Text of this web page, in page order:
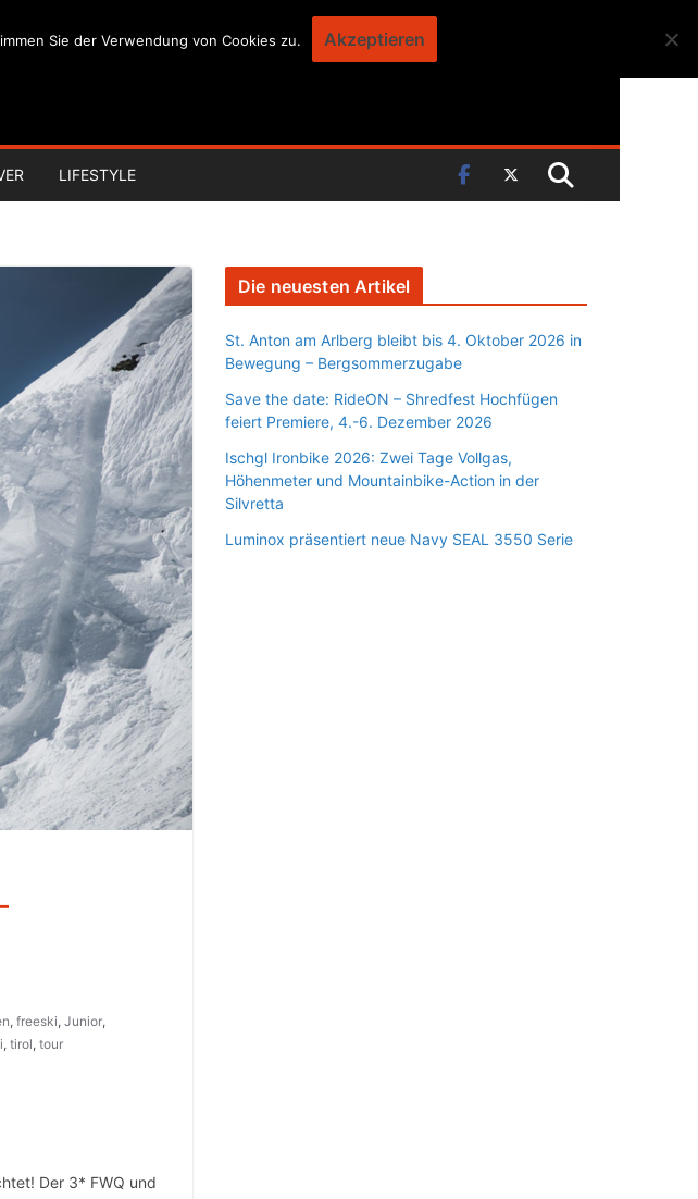
LIFESTYLE
, freeski, Junior,
, tirol, tour
Der 3* FWQ und
Die neuesten Artikel
St. Anton am Arlberg bleibt bis 4. Oktober 2026 in
Bewegung – Bergsommerzugabe
Save the date: RideON – Shredfest Hochfügen
feiert Premiere, 4.-6. Dezember 2026
Ischgl Ironbike 2026: Zwei Tage Vollgas,
Höhenmeter und Mountainbike-Action in der
Silvretta
Luminox präsentiert neue Navy SEAL 3550 Serie
Sie der Verwendung von Cookies zu. Akzeptieren